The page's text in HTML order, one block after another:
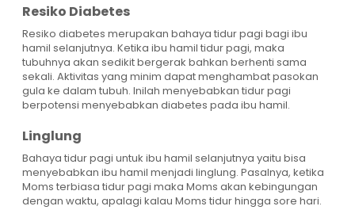
Resiko Diabetes
Resiko diabetes merupakan bahaya tidur pagi bagi ibu
hamil selanjutnya. Ketika ibu hamil tidur pagi, maka
tubuhnya akan sedikit bergerak bahkan berhenti sama
sekali. Aktivitas yang minim dapat menghambat pasokan
gula ke dalam tubuh. Inilah menyebabkan tidur pagi
berpotensi menyebabkan diabetes pada ibu hamil.
Linglung
Bahaya tidur pagi untuk ibu hamil selanjutnya yaitu bisa
menyebabkan ibu hamil menjadi linglung. Pasalnya, ketika
Moms terbiasa tidur pagi maka Moms akan kebingungan
dengan waktu, apalagi kalau Moms tidur hingga sore hari.